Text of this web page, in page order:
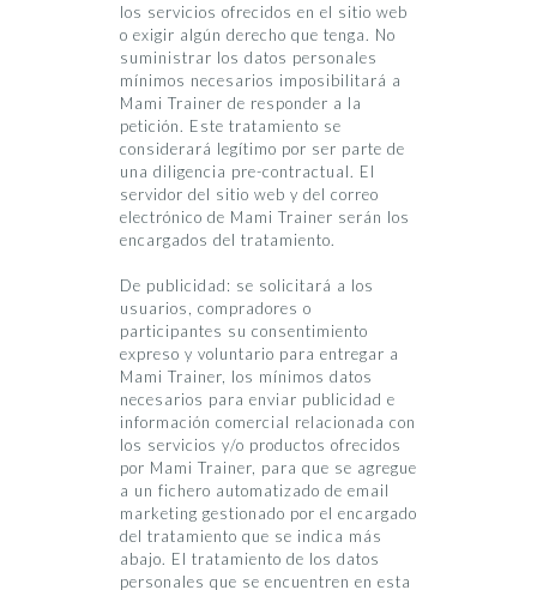
los servicios ofrecidos en el sitio web
o exigir algún derecho que tenga. No
suministrar los datos personales
mínimos necesarios imposibilitará a
Mami Trainer de responder a la
petición. Este tratamiento se
considerará legítimo por ser parte de
una diligencia pre-contractual. El
servidor del sitio web y del correo
electrónico de Mami Trainer serán los
encargados del tratamiento.
De publicidad: se solicitará a los
usuarios, compradores o
participantes su consentimiento
expreso y voluntario para entregar a
Mami Trainer, los mínimos datos
necesarios para enviar publicidad e
información comercial relacionada con
los servicios y/o productos ofrecidos
por Mami Trainer, para que se agregue
a un fichero automatizado de email
marketing gestionado por el encargado
del tratamiento que se indica más
abajo. El tratamiento de los datos
personales que se encuentren en esta